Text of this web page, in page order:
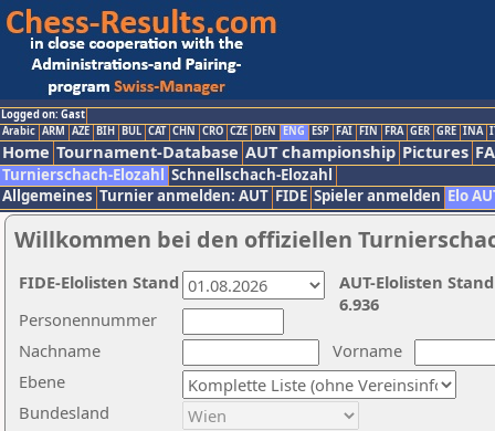
Logged on: Gast
Arabic ARM AZE BIH BUL CAT CHN CRO CZE DEN ENG ESP FAI FIN FRA GER GRE INA
Home Tournament-Database AUT championship Pictures
Turnierschach-Elozahl Schnellschach-Elozahl
Allgemeines Turnier anmelden: AUT FIDE Spieler anmelden Elo
Willkommen bei den offiziellen
Nachname
Vorname
Ebene
Personennummer
Bundesland
AUT-Elolisten
6.936
FIDE-Elolisten Stand